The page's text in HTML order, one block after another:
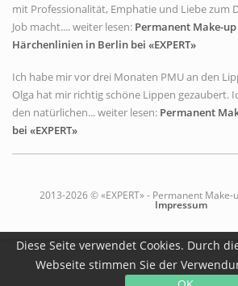
Diese Seite verwendet Cookies. Durch
Webseite stimmen Sie der
mit Professionalität, Emphatie und Liebe zum
Job macht.... weiter lesen: Permanent Make-
Härchenlinien in Berlin bei «EXPERT»
Ich habe mir vor drei Monaten PMU an den
Olga hat mir richtig schöne Lippen gezaubert.
den natürlichen... weiter lesen: Permanent
bei «EXPERT»
2013-2026 © «EXPERT» - Permanent
Impressum